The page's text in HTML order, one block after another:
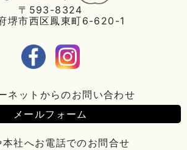
〒593-8324
堺市西区鳳東町6-620-1
ネットからのお問い合わせ
メールフォーム
本社へお電話でのお問合せ